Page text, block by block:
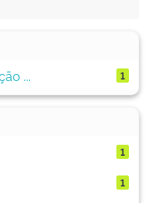
...
1
1
1